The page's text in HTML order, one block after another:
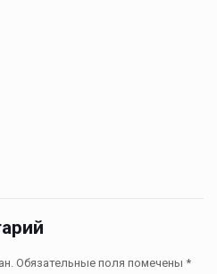
Обязательные поля помечены *